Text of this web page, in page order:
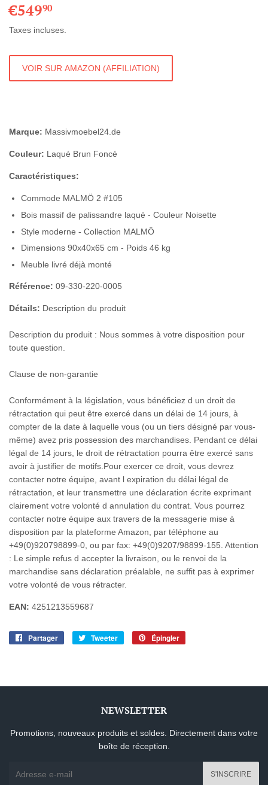
€54990
Taxes incluses.
VOIR SUR AMAZON (AFFILIATION)
Marque: Massivmoebel24.de
Couleur: Laqué Brun Foncé
Caractéristiques:
Commode MALMÖ 2 #105
Bois massif de palissandre laqué - Couleur Noisette
Style moderne - Collection MALMÖ
Dimensions 90x40x65 cm - Poids 46 kg
Meuble livré déjà monté
Référence: 09-330-220-0005
Détails: Description du produit
Description du produit : Nous sommes à votre disposition pour
toute question.
Clause de non-garantie
Conformément à la législation, vous bénéficiez d un droit de
rétractation qui peut être exercé dans un délai de 14 jours, à
compter de la date à laquelle vous (ou un tiers désigné par vous-
même) avez pris possession des marchandises. Pendant ce délai
légal de 14 jours, le droit de rétractation pourra être exercé sans
avoir à justifier de motifs.Pour exercer ce droit, vous devrez
contacter notre équipe, avant l expiration du délai légal de
rétractation, et leur transmettre une déclaration écrite exprimant
clairement votre volonté d annulation du contrat. Vous pourrez
contacter notre équipe aux travers de la messagerie mise à
disposition par la plateforme Amazon, par téléphone au
+49(0)920798899-0, ou par fax: +49(0)9207/98899-155. Attention
: Le simple refus d accepter la livraison, ou le renvoi de la
marchandise sans déclaration préalable, ne suffit pas à exprimer
votre volonté de vous rétracter.
EAN: 4251213559687
Partager
PartagerTweeter
Tweeter
Épingler
NEWSLETTER
Promotions, nouveaux produits et soldes. Directement dans votre
boîte de réception.
S'INSCRIRE